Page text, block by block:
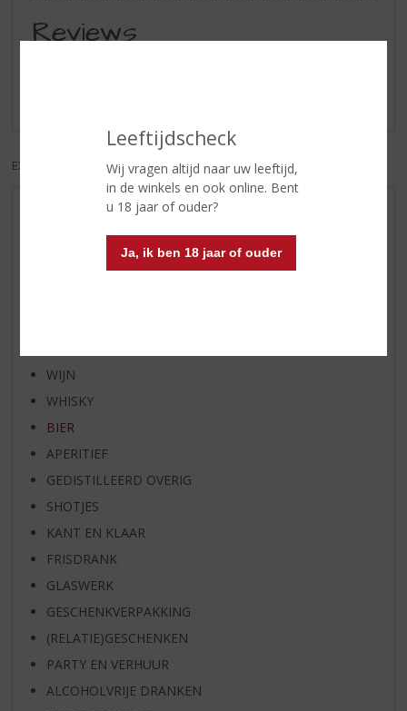
Leeftijdscheck
Wij vragen altijd naar uw leeftijd,
in de winkels en ook online. Bent
u 18 jaar of ouder?
Ja, ik ben 18 jaar of ouder
Reviews
EXCL. BTW INCL. BTW
AANBIEDINGEN
RUM VAN DE MAAND
WIJN
WHISKY
BIER
APERITIEF
GEDISTILLEERD OVERIG
SHOTJES
KANT EN KLAAR
FRISDRANK
GLASWERK
GESCHENKVERPAKKING
(RELATIE)GESCHENKEN
PARTY EN VERHUUR
ALCOHOLVRIJE DRANKEN